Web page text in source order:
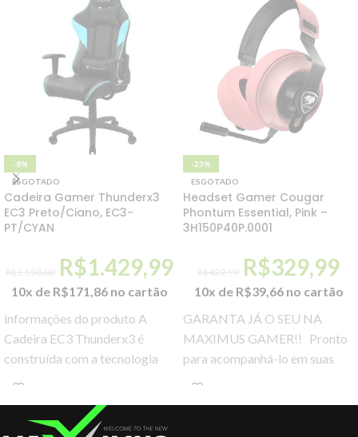
-8%
ESGOTADO
Cadeira Gamer Thunderx3
EC3 Preto/Ciano, EC3-
PT/CYAN
R$1.550,00 R$1.429,99
10x de R$171,86 no cartão
informações do produto A
Cadeira EC3 Thunderx3 é
construída com a tecnologia
-23%
ESGOTADO
Headset Gamer Cougar
Phontum Essential, Pink –
3H150P40P.0001
R$429,99 R$329,99
10x de R$39,66 no cartão
GARANTA JÁ O SEU NA
MAXIMUS GAMER!! Pronto
para acompanhá-lo em suas